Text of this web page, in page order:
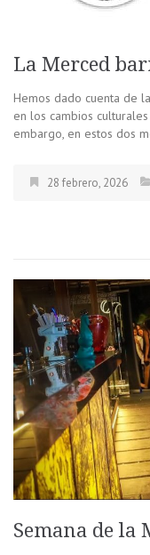
La Merced
Hemos dado cuenta de
en los cambios
embargo, en estos dos
28 febrero, 2026
Semana de la